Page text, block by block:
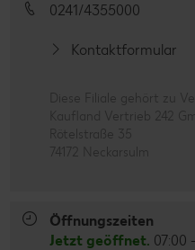
0241/4355000
Kontaktformular
Diese Filiale gehört zu
Kaufland Vertrieb 242
Rötelstraße 35
74172 Neckarsulm
Öffnungszeiten
Jetzt geöffnet. 07:00